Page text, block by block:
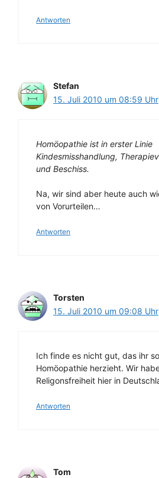
Antworten
Stefan
15. Juli 2010 um 08:59 Uhr
Homöopathie ist in erster Linie
Kindesmisshandlung,
und Beschiss.
Na, wir sind aber heute auch
von Vorurteilen…
Antworten
Torsten
15. Juli 2010 um 09:08 Uhr
Ich finde es nicht gut, das ihr
Homöopathie herzieht. Wir
Religonsfreiheit hier in
Antworten
Tom